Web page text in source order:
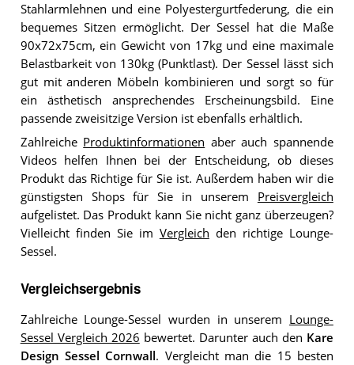
Stahlarmlehnen und eine Polyestergurtfederung, die ein
bequemes Sitzen ermöglicht. Der Sessel hat die Maße
90x72x75cm, ein Gewicht von 17kg und eine maximale
Belastbarkeit von 130kg (Punktlast). Der Sessel lässt sich
gut mit anderen Möbeln kombinieren und sorgt so für
ein ästhetisch ansprechendes Erscheinungsbild. Eine
passende zweisitzige Version ist ebenfalls erhältlich.
Zahlreiche Produktinformationen aber auch spannende
Videos helfen Ihnen bei der Entscheidung, ob dieses
Produkt das Richtige für Sie ist. Außerdem haben wir die
günstigsten Shops für Sie in unserem Preisvergleich
aufgelistet. Das Produkt kann Sie nicht ganz überzeugen?
Vielleicht finden Sie im Vergleich den richtige Lounge-
Sessel.
Vergleichsergebnis
Zahlreiche Lounge-Sessel wurden in unserem Lounge-
Sessel Vergleich 2026 bewertet. Darunter auch den Kare
Design Sessel Cornwall. Vergleicht man die 15 besten